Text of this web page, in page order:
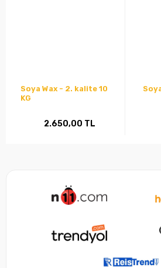
Soya Wax - 2. kalite 10
KG
2.650,00 TL